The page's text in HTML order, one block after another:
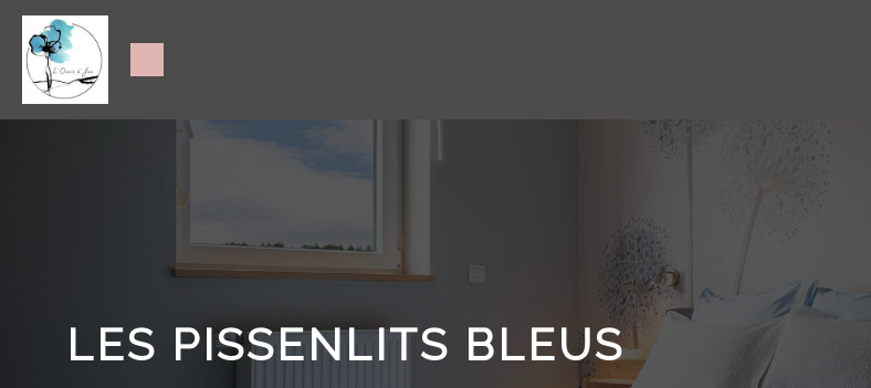
LES PISSENLITS BLEUS